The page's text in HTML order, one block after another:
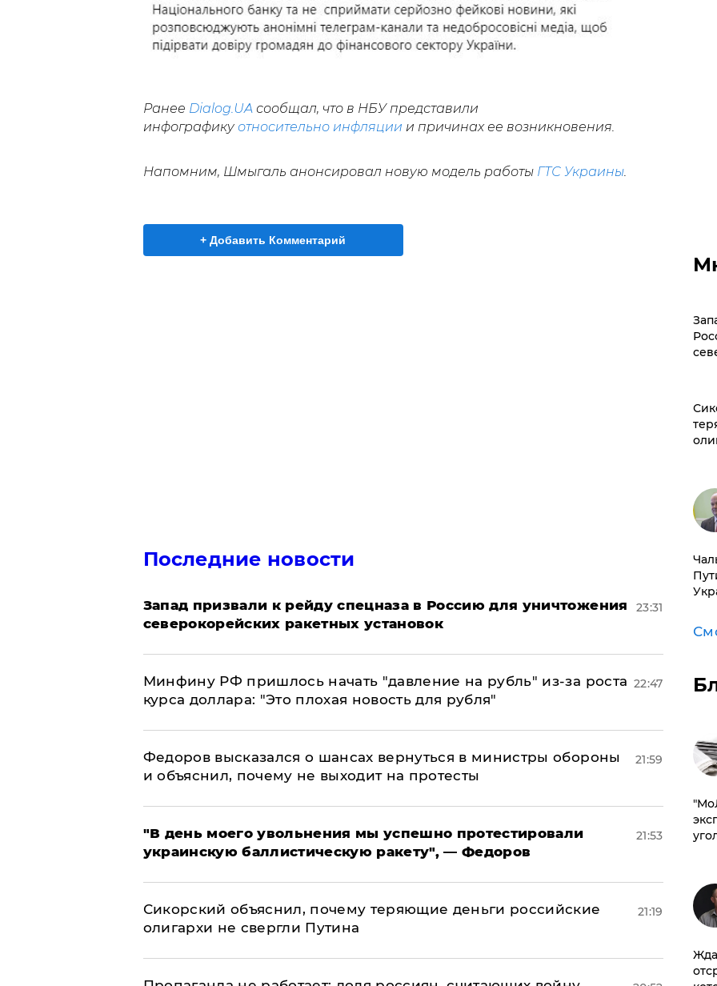
Ранее Dialog.UAсообщал, что в НБУ представили
инфографику относительно инфляции и причинах ее возникновения.
Напомним, Шмыгаль анонсировал новую модель работы ГТС Украины.
+ Добавить Комментарий
Последние новости
Запад призвали к рейду спецназа в Россию для уничтожения
северокорейских ракетных установок
23:31
Минфину РФ пришлось начать "давление на рубль" из-за роста
курса доллара: "Это плохая новость для рубля"
22:47
Федоров высказался о шансах вернуться в министры обороны
и объяснил, почему не выходит на протесты
21:59
​"В день моего увольнения мы успешно протестировали
украинскую баллистическую ракету", — Федоров
21:53
Сикорский объяснил, почему теряющие деньги российские
олигархи не свергли Путина
21:19